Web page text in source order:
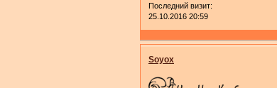
Последний визит:
25.10.2016 20:59
Soyox